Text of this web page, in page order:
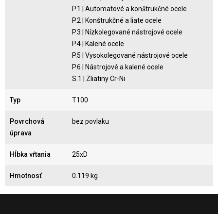
P.1 | Automatové a konštrukčné ocele
P.2 | Konštrukčné a liate ocele
P.3 | Nízkolegované nástrojové ocele
P.4 | Kalené ocele
P.5 | Vysokolegované nástrojové ocele
P.6 | Nástrojové a kalené ocele
S.1 | Zliatiny Cr-Ni
Typ T100
Povrchová
úprava
bez povlaku
Hĺbka vŕtania 25xD
Hmotnosť 0.119 kg